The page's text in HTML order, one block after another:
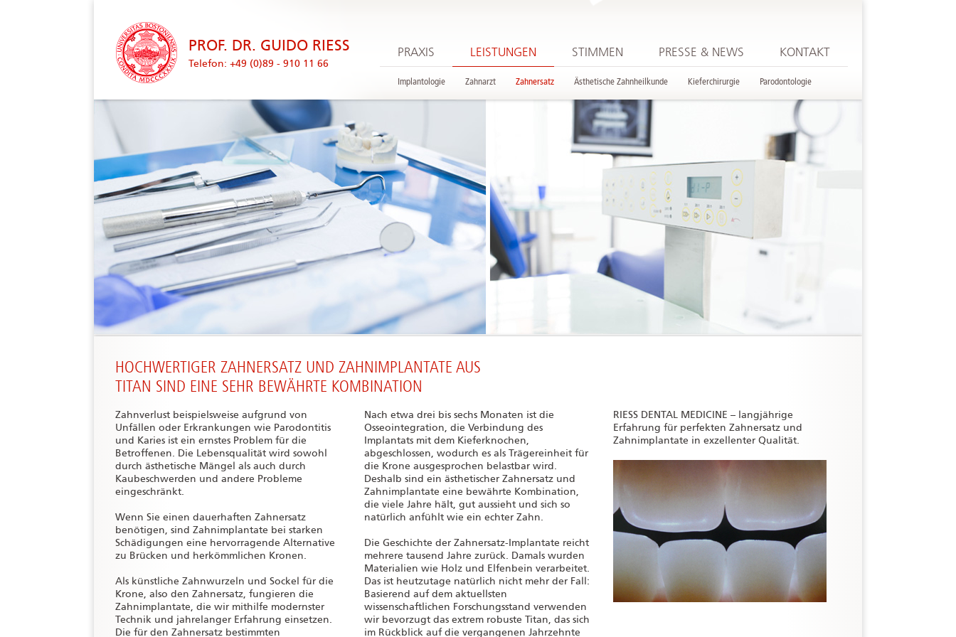
PROF. DR. GUIDO RIESS
Telefon: +49 (0)89 - 910 11 66
PRAXIS LEISTUNGEN
Implantologie Zahnarzt Zahnersatz Ästhetische Zahnheilkunde Kieferchirurgie Parodontologie
STIMMEN PRESSE & NEWS KONTAKT
HOCHWERTIGER ZAHNERSATZ UND ZAHNIMPLANTATE AUS
TITAN SIND EINE SEHR BEWÄHRTE KOMBINATION
Zahnverlust beispielsweise aufgrund von
Unfällen oder Erkrankungen wie Parodontitis
und Karies ist ein ernstes Problem für die
Betroffenen. Die Lebensqualität wird sowohl
durch ästhetische Mängel als auch durch
Kaubeschwerden und andere Probleme
eingeschränkt.
Wenn Sie einen dauerhaften Zahnersatz
benötigen, sind Zahnimplantate bei starken
Schädigungen eine hervorragende Alternative
zu Brücken und herkömmlichen Kronen.
Als künstliche Zahnwurzeln und Sockel für die
Krone, also den Zahnersatz, fungieren die
Zahnimplantate, die wir mithilfe modernster
Technik und jahrelanger Erfahrung einsetzen.
Die für den Zahnersatz bestimmten
Nach etwa drei bis sechs Monaten ist die
Osseointegration, die Verbindung des
Implantats mit dem Kieferknochen,
abgeschlossen, wodurch es als Trägereinheit für
die Krone ausgesprochen belastbar wird.
Deshalb sind ein ästhetischer Zahnersatz und
Zahnimplantate eine bewährte Kombination,
die viele Jahre hält, gut aussieht und sich so
natürlich anfühlt wie ein echter Zahn.
Die Geschichte der Zahnersatz-Implantate reicht
mehrere tausend Jahre zurück. Damals wurden
Materialien wie Holz und Elfenbein verarbeitet.
Das ist heutzutage natürlich nicht mehr der Fall:
Basierend auf dem aktuellsten
wissenschaftlichen Forschungsstand verwenden
wir bevorzugt das extrem robuste Titan, das sich
im Rückblick auf die vergangenen Jahrzehnte
RIESS DENTAL MEDICINE – langjährige
Erfahrung für perfekten Zahnersatz und
Zahnimplantate in exzellenter Qualität.
googleplus
icon